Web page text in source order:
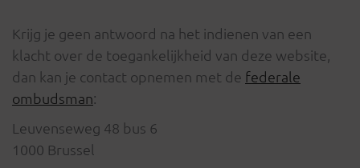
Krijg je geen antwoord na het indienen van een
klacht over de toegankelijkheid van deze website,
dan kan je contact opnemen met de federale
ombudsman:
Leuvenseweg 48 bus 6
1000 Brussel